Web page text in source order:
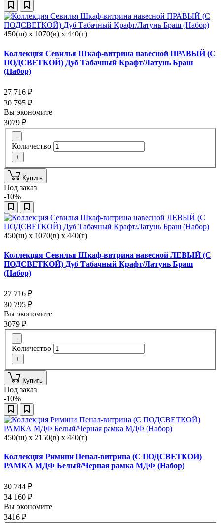
450(ш) x 1070(в) x 440(г)
Коллекция Севилья Шкаф-витрина навесной ПРАВЫЙ (С
ПОДСВЕТКОЙ) Дуб Табачный Крафт/Латунь Браш
(Набор)
27 716 ₽
30 795 ₽
Вы экономите
3079 ₽
-
Количество
+
Купить
Под заказ
-10%
450(ш) x 1070(в) x 440(г)
Коллекция Севилья Шкаф-витрина навесной ЛЕВЫЙ (С
ПОДСВЕТКОЙ) Дуб Табачный Крафт/Латунь Браш
(Набор)
27 716 ₽
30 795 ₽
Вы экономите
3079 ₽
-
Количество
+
Купить
Под заказ
-10%
450(ш) x 2150(в) x 440(г)
Коллекция Римини Пенал-витрина (С ПОДСВЕТКОЙ)
РАМКА МДФ Белый/Черная рамка МДФ (Набор)
30 744 ₽
34 160 ₽
Вы экономите
3416 ₽